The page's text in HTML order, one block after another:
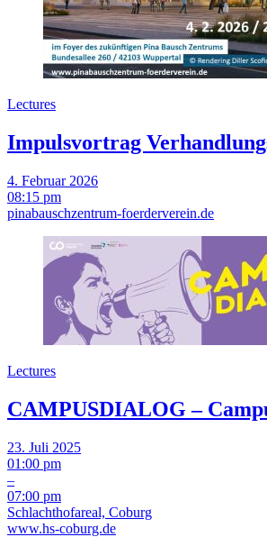
Lectures
Impulsvortrag
4. Februar 2026
08:15 pm
pinabauschzentrum-foerderverein.de
Lectures
CAMPUSDIALOG –
23. Juli 2025
01:00 pm
–
07:00 pm
Schlachthofareal, Coburg
www.hs-coburg.de